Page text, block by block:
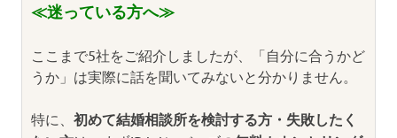
≪迷っている方へ≫
ここまで5社をご紹介しましたが、「自分に合うかど
うか」は実際に話を聞いてみないと分かりません。
特に、 初めて結婚相談所を検討する方・失敗したく